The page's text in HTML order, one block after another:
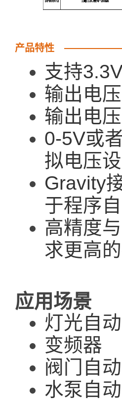
产品特性
支持
输出电
输出电
0-5V或
拟电压设
Gravity
于程序
高精度
求更高
应用场景
灯光自
变频器
阀门自
水泵自